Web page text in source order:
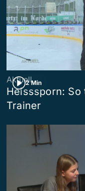
2 Min
Aktuell
Heisssporn: So
Trainer